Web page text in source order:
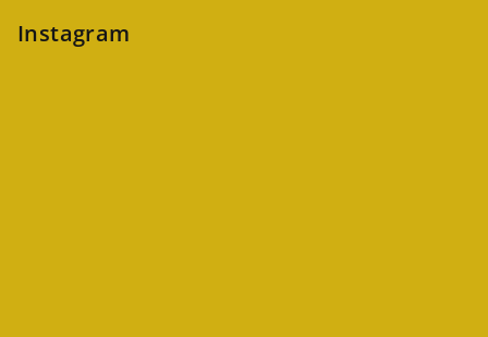
Instagram